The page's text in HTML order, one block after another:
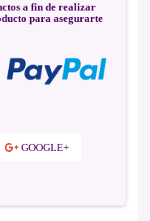
a fin de realizar
para asegurarte
GOOGLE+